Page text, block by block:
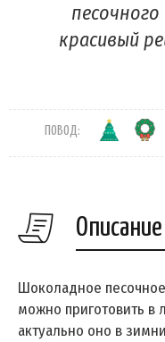
красивый
ПОВОД:
Шоколадное
можно приготовить в
актуально оно в